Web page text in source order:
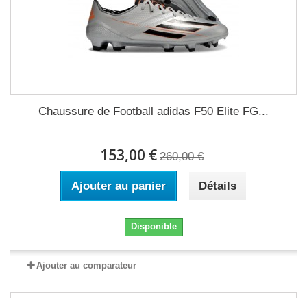
Chaussure de Football adidas F50 Elite FG...
153,00 € 260,00 €
Ajouter au panier Détails
Disponible
Ajouter au comparateur